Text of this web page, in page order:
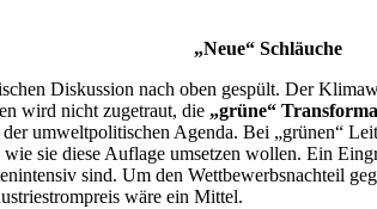
„Neue“ Schläuche
Diskussion nach oben gespült. Der
wird nicht zugetraut, die „grüne“
umweltpolitischen Agenda. Bei „grünen“
sie diese Auflage umsetzen wollen. Ein
sind. Um den Wettbewerbsnachteil
wäre ein Mittel.